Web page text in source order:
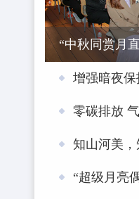
“中秋同赏月
增强暗夜
零碳排放
知山河美
“超级月亮